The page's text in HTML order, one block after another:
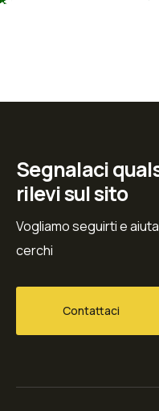
Segnalaci
rilevi sul sito
Vogliamo seguirti e
cerchi
Contattaci